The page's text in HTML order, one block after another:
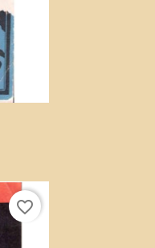
favorite_border